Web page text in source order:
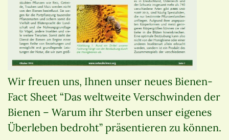
Wir freuen uns, Ihnen unser neues Bienen-
Fact Sheet “Das weltweite Verschwinden der
Bienen – Warum ihr Sterben unser eigenes
Überleben bedroht” präsentieren zu können.